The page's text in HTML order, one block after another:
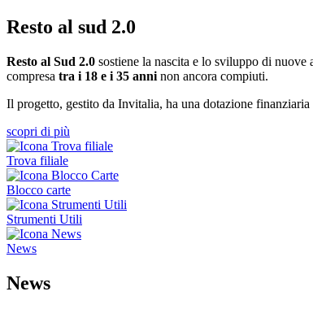
Resto al sud 2.0
Resto al Sud 2.0 sostiene la nascita e lo sviluppo di
compresa tra i 18 e i 35 anni non ancora compiuti.
Il progetto, gestito da Invitalia, ha una dotazione finanziaria
scopri di più
Trova filiale
Blocco carte
Strumenti Utili
News
News